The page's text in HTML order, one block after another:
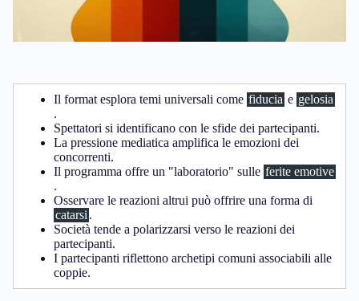
Il format esplora temi universali come fiducia e gelosia
.
Spettatori si identificano con le sfide dei partecipanti.
La pressione mediatica amplifica le emozioni dei
concorrenti.
Il programma offre un "laboratorio" sulle ferite emotive
.
Osservare le reazioni altrui può offrire una forma di
catarsi .
Società tende a polarizzarsi verso le reazioni dei
partecipanti.
I partecipanti riflettono archetipi comuni associabili alle
coppie.